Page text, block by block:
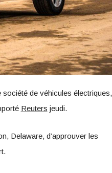
de véhicules électriques,
Reuters jeudi.
Delaware, d’approuver les